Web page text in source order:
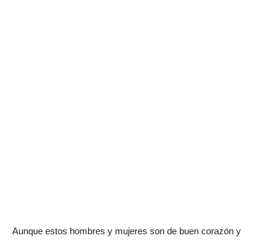
Aunque estos hombres y mujeres son de buen corazón y